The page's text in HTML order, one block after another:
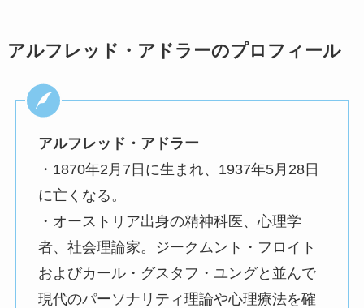
アルフレッド・アドラーのプロフィール
アルフレッド・アドラー
・1870年2月7日に生まれ、1937年5月28日
に亡くなる。
・オーストリア出身の精神科医、心理学
者、社会理論家。ジークムント・フロイト
およびカール・グスタフ・ユングと並んで
現代のパーソナリティ理論や心理療法を確